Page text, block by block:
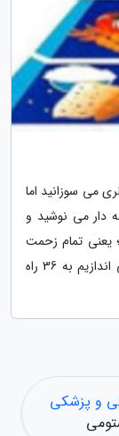
30دقیقه، سخت تمرین می کنید و 200 کالری می سوزانید اما
دار می نوشید و
می کنید؛ یعنی تمام زحمت
تان را به باد می دهید. این هفته با هم نگاهی می اندازیم به 36 راه
و پزشکی